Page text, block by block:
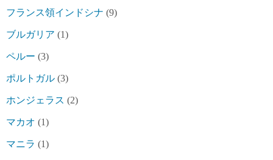
フランス領インドシナ (9)
ブルガリア (1)
ペルー (3)
ポルトガル (3)
ホンジェラス (2)
マカオ (1)
マニラ (1)